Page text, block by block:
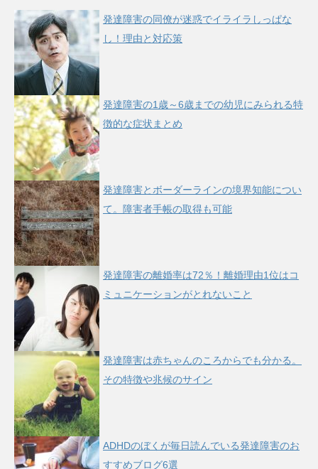
発達障害の同僚が迷惑でイライラしっぱな
し！理由と対応策
発達障害の1歳～6歳までの幼児にみられる特
徴的な症状まとめ
発達障害とボーダーラインの境界知能につい
て。障害者手帳の取得も可能
発達障害の離婚率は72％！離婚理由1位はコ
ミュニケーションがとれないこと
発達障害は赤ちゃんのころからでも分かる。
その特徴や兆候のサイン
ADHDのぼくが毎日読んでいる発達障害のお
すすめブログ6選